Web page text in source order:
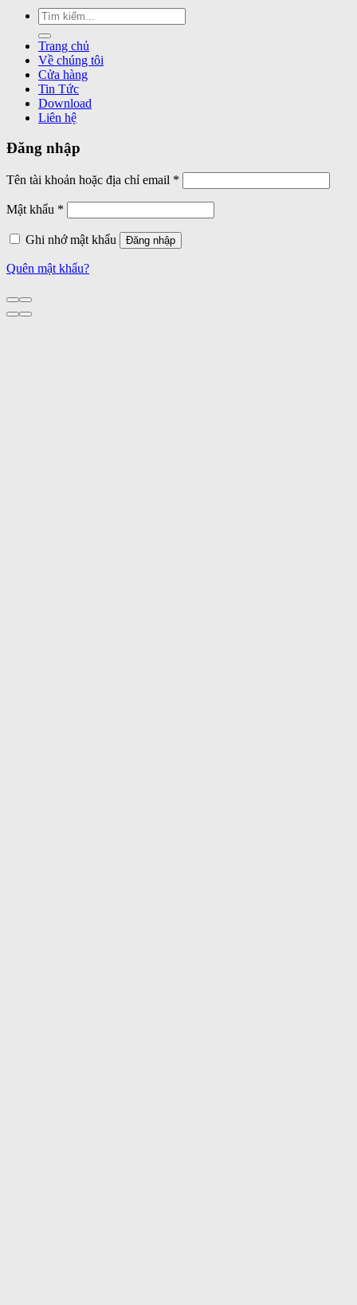
Tìm
kiếm:
Trang chủ
Về chúng tôi
Cửa hàng
Tin Tức
Download
Liên hệ
Đăng nhập
Tên tài khoản hoặc địa chỉ email *
buộc
Mật khẩu *
buộc
Ghi nhớ mật khẩu
Đăng nhập
Quên mật khẩu?